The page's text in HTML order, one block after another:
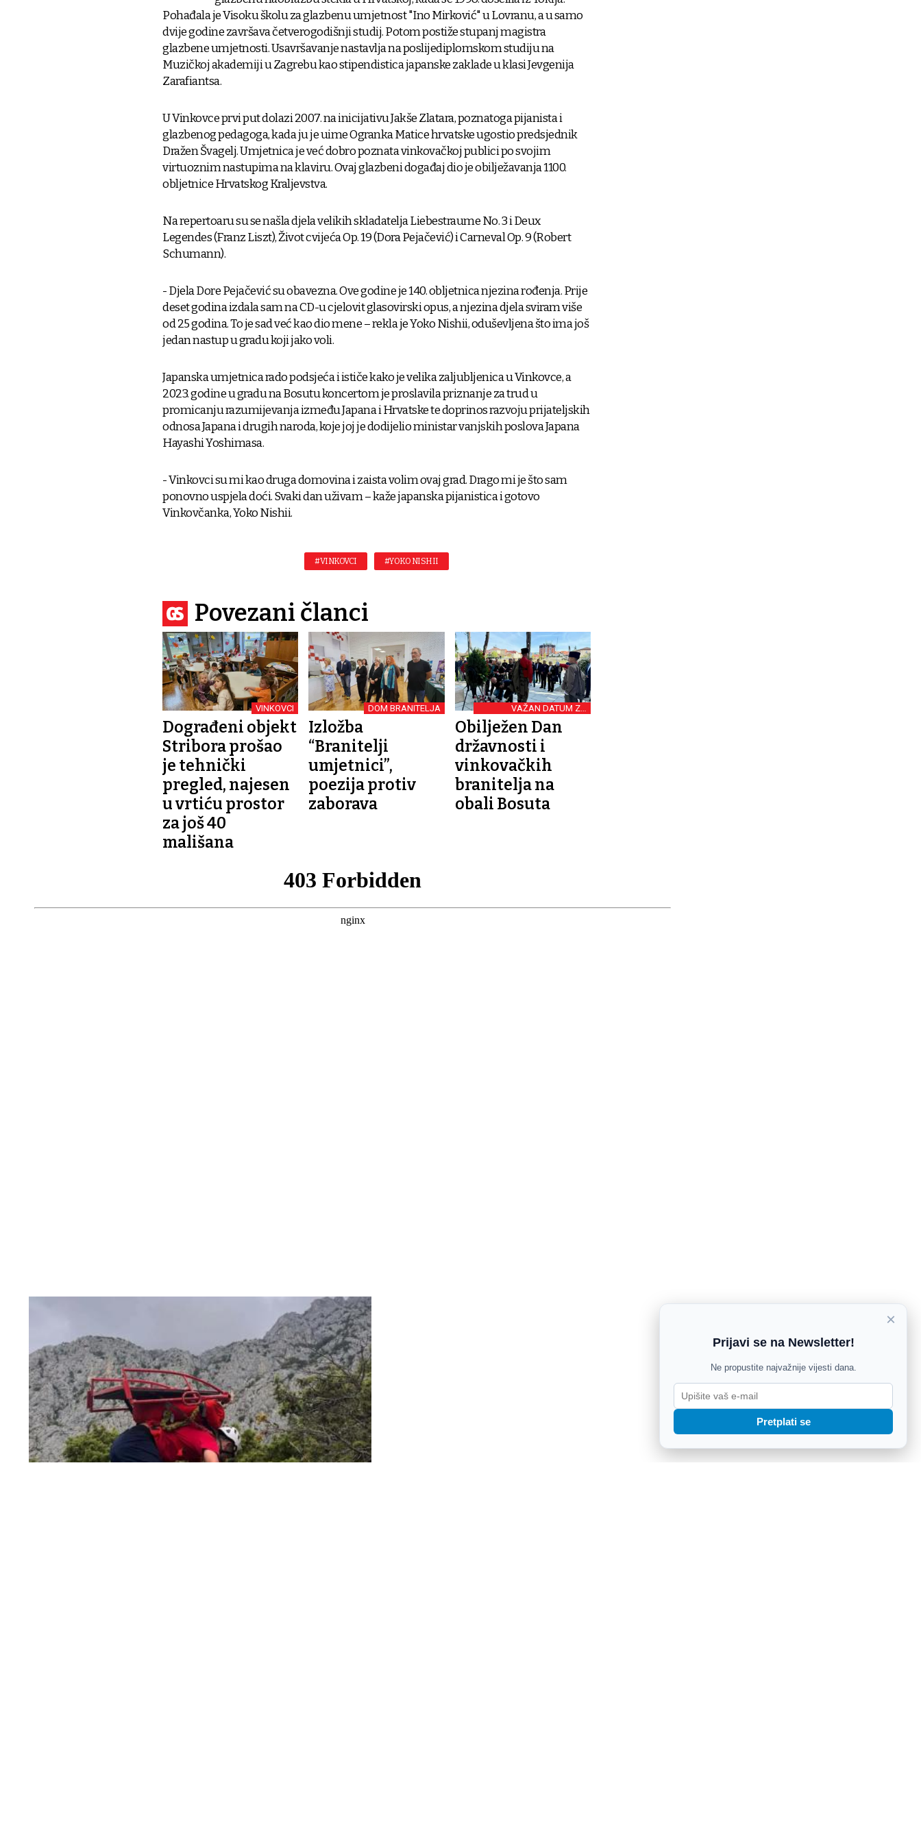
Pohađala je Visoku školu za glazbenu umjetnost "Ino Mirković" u Lovranu, a u samo
dvije godine završava četverogodišnji studij. Potom postiže stupanj magistra
glazbene umjetnosti. Usavršavanje nastavlja na poslijediplomskom studiju na
Muzičkoj akademiji u Zagrebu kao stipendistica japanske zaklade u klasi Jevgenija
Zarafiantsa.
U Vinkovce prvi put dolazi 2007. na inicijativu Jakše Zlatara, poznatoga pijanista i
glazbenog pedagoga, kada ju je uime Ogranka Matice hrvatske ugostio predsjednik
Dražen Švagelj. Umjetnica je već dobro poznata vinkovačkoj publici po svojim
virtuoznim nastupima na klaviru. Ovaj glazbeni događaj dio je obilježavanja 1100.
obljetnice Hrvatskog Kraljevstva.
Na repertoaru su se našla djela velikih skladatelja Liebestraume No. 3 i Deux
Legendes (Franz Liszt), Život cvijeća Op. 19 (Dora Pejačević) i Carneval Op. 9 (Robert
Schumann).
- Djela Dore Pejačević su obavezna. Ove godine je 140. obljetnica njezina rođenja. Prije
deset godina izdala sam na CD-u cjelovit glasovirski opus, a njezina djela sviram više
od 25 godina. To je sad već kao dio mene – rekla je Yoko Nishii, oduševljena što ima još
jedan nastup u gradu koji jako voli.
Japanska umjetnica rado podsjeća i ističe kako je velika zaljubljenica u Vinkovce, a
2023. godine u gradu na Bosutu koncertom je proslavila priznanje za trud u
promicanju razumijevanja između Japana i Hrvatske te doprinos razvoju prijateljskih
odnosa Japana i drugih naroda, koje joj je dodijelio ministar vanjskih poslova Japana
Hayashi Yoshimasa.
- Vinkovci su mi kao druga domovina i zaista volim ovaj grad. Drago mi je što sam
ponovno uspjela doći. Svaki dan uživam – kaže japanska pijanistica i gotovo
Vinkovčanka, Yoko Nishii.
#VINKOVCI #YOKO NISHII
Povezani članci
VINKOVCI
Dograđeni objekt
Stribora prošao
je tehnički
pregled, najesen
u vrtiću prostor
za još 40
mališana
DOM BRANITELJA
Izložba
“Branitelji
umjetnici”,
poezija protiv
zaborava
VAŽAN DATUM ZA
HRVATSKU
Obilježen Dan
državnosti i
vinkovačkih
branitelja na
obali Bosuta
×
Prijavi se na Newsletter!
Ne propustite najvažnije vijesti dana.
Pretplati se